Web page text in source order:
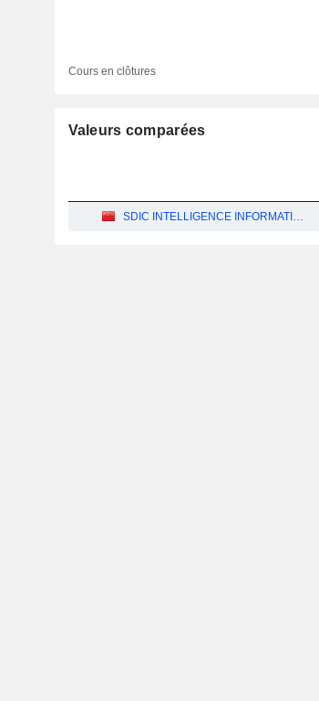
Cours en clôtures
Valeurs comparées
SDIC INTELLIGENCE INFORMATION TECHNOLOGY CO., LTD.